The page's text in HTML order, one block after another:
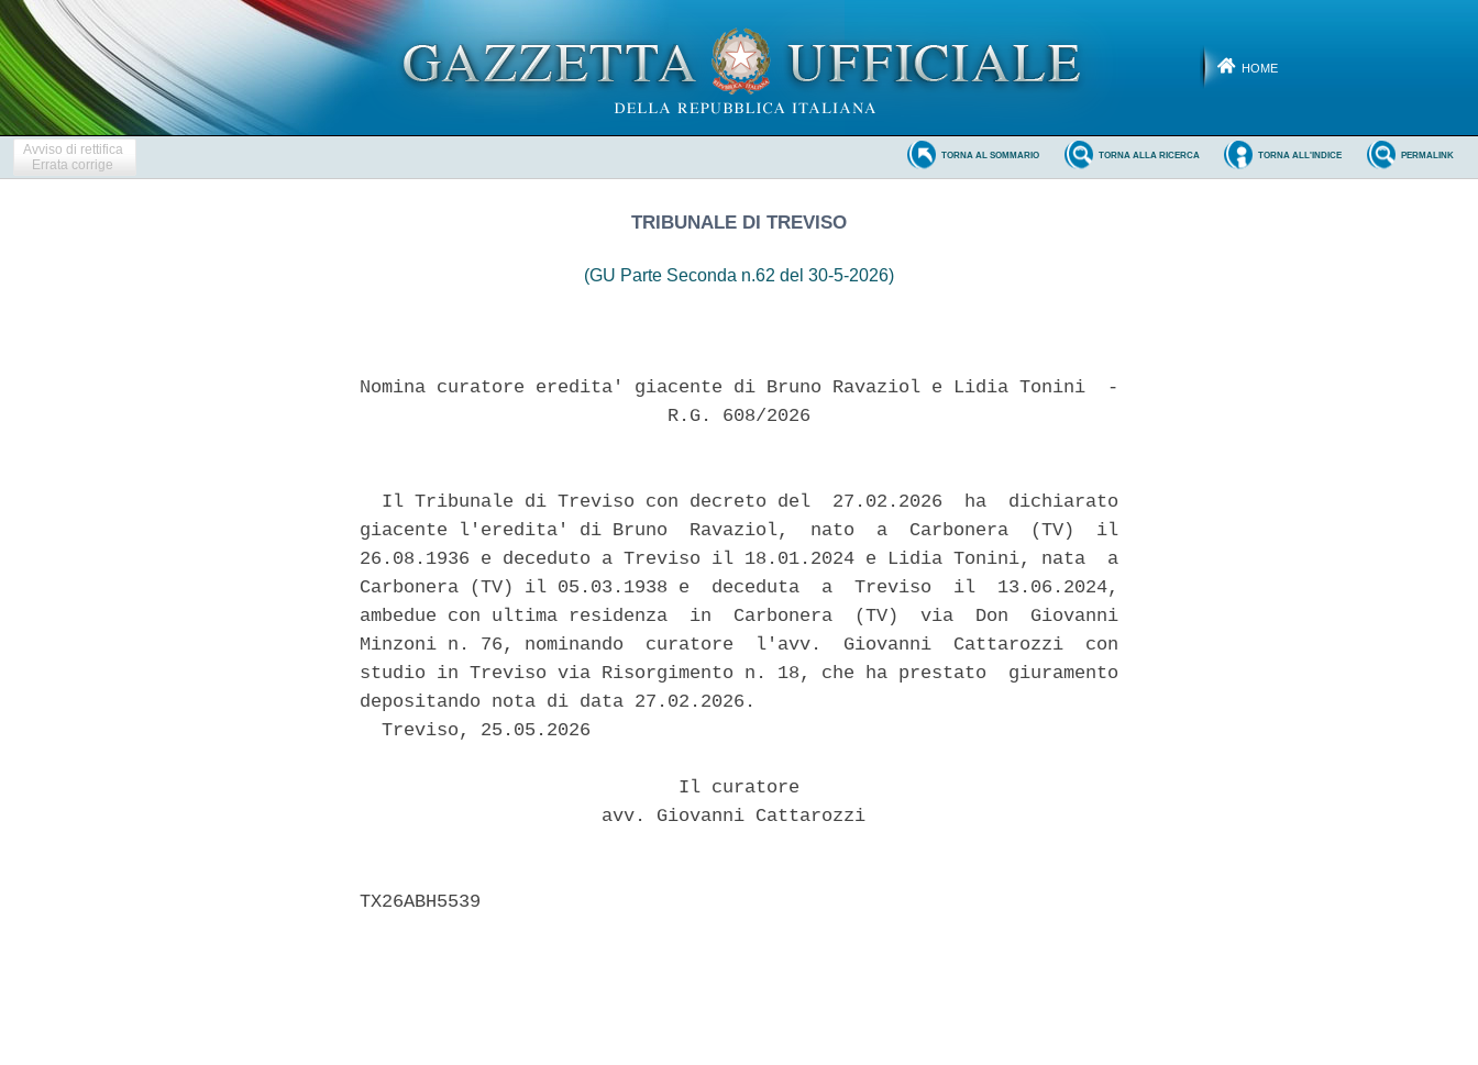
HOME
Avviso di rettifica
Errata corrige
PERMALINK
TORNA ALL'INDICE
TORNA ALLA RICERCA
TORNA AL SOMMARIO
TRIBUNALE DI TREVISO
(GU Parte Seconda n.62 del 30-5-2026)
Nomina curatore eredita' giacente di Bruno Ravaziol e Lidia Tonini  -
                            R.G. 608/2026
  Il Tribunale di Treviso con decreto del  27.02.2026  ha  dichiarato
giacente l'eredita' di Bruno  Ravaziol,  nato  a  Carbonera  (TV)  il
26.08.1936 e deceduto a Treviso il 18.01.2024 e Lidia Tonini, nata  a
Carbonera (TV) il 05.03.1938 e  deceduta  a  Treviso  il  13.06.2024,
ambedue con ultima residenza  in  Carbonera  (TV)  via  Don  Giovanni
Minzoni n. 76, nominando  curatore  l'avv.  Giovanni  Cattarozzi  con
studio in Treviso via Risorgimento n. 18, che ha prestato  giuramento
depositando nota di data 27.02.2026.
  Treviso, 25.05.2026
                             Il curatore
                      avv. Giovanni Cattarozzi